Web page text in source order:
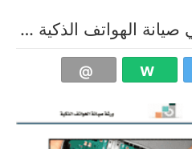
+10 كتب متخصصة في صيانة الهواتف الذكية pdf